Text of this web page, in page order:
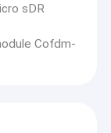
sDR
Cofdm-